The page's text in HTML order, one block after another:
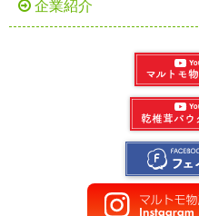
企業紹介